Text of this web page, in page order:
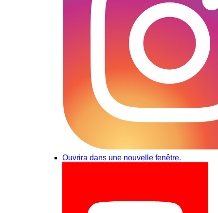
Ouvrira dans une nouvelle fenêtre.